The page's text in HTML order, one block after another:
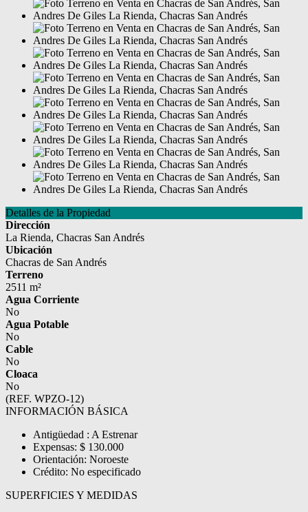
Detalles de la Propiedad
Dirección
La Rienda, Chacras San Andrés
Ubicación
Chacras de San Andrés
Terreno
2511 m²
Agua Corriente
No
Agua Potable
No
Cable
No
Cloaca
No
(REF. WPZO-12)
INFORMACIÓN BÁSICA
Antigüedad : A Estrenar
Expensas: $ 130.000
Orientación: Noroeste
Crédito: No especificado
SUPERFICIES Y MEDIDAS